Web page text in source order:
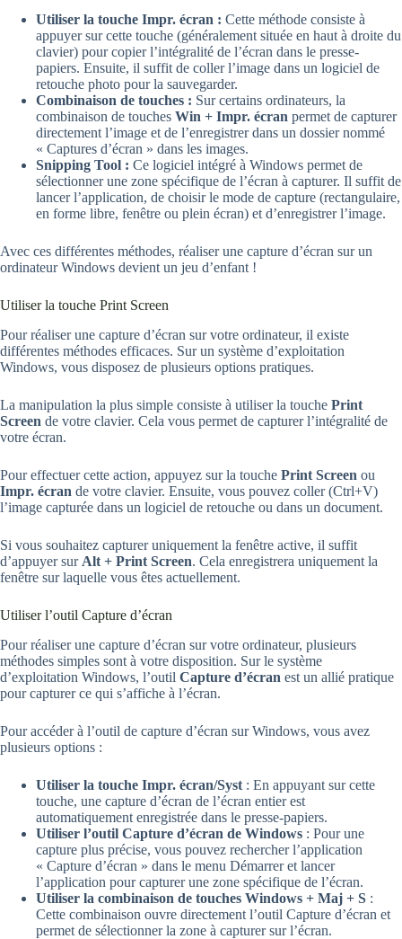
Utiliser la touche Impr. écran : Cette méthode consiste à
appuyer sur cette touche (généralement située en haut à droite du
clavier) pour copier l’intégralité de l’écran dans le presse-
papiers. Ensuite, il suffit de coller l’image dans un logiciel de
retouche photo pour la sauvegarder.
Combinaison de touches : Sur certains ordinateurs, la
combinaison de touches Win + Impr. écran permet de capturer
directement l’image et de l’enregistrer dans un dossier nommé
« Captures d’écran » dans les images.
Snipping Tool : Ce logiciel intégré à Windows permet de
sélectionner une zone spécifique de l’écran à capturer. Il suffit de
lancer l’application, de choisir le mode de capture (rectangulaire,
en forme libre, fenêtre ou plein écran) et d’enregistrer l’image.
Avec ces différentes méthodes, réaliser une capture d’écran sur un
ordinateur Windows devient un jeu d’enfant !
Utiliser la touche Print Screen
Pour réaliser une capture d’écran sur votre ordinateur, il existe
différentes méthodes efficaces. Sur un système d’exploitation
Windows, vous disposez de plusieurs options pratiques.
La manipulation la plus simple consiste à utiliser la touche Print
Screen de votre clavier. Cela vous permet de capturer l’intégralité de
votre écran.
Pour effectuer cette action, appuyez sur la touche Print Screen ou
Impr. écran de votre clavier. Ensuite, vous pouvez coller (Ctrl+V)
l’image capturée dans un logiciel de retouche ou dans un document.
Si vous souhaitez capturer uniquement la fenêtre active, il suffit
d’appuyer sur Alt + Print Screen. Cela enregistrera uniquement la
fenêtre sur laquelle vous êtes actuellement.
Utiliser l’outil Capture d’écran
Pour réaliser une capture d’écran sur votre ordinateur, plusieurs
méthodes simples sont à votre disposition. Sur le système
d’exploitation Windows, l’outil Capture d’écran est un allié pratique
pour capturer ce qui s’affiche à l’écran.
Pour accéder à l’outil de capture d’écran sur Windows, vous avez
plusieurs options :
Utiliser la touche Impr. écran/Syst : En appuyant sur cette
touche, une capture d’écran de l’écran entier est
automatiquement enregistrée dans le presse-papiers.
Utiliser l’outil Capture d’écran de Windows : Pour une
capture plus précise, vous pouvez rechercher l’application
« Capture d’écran » dans le menu Démarrer et lancer
l’application pour capturer une zone spécifique de l’écran.
Utiliser la combinaison de touches Windows + Maj + S :
Cette combinaison ouvre directement l’outil Capture d’écran et
permet de sélectionner la zone à capturer sur l’écran.